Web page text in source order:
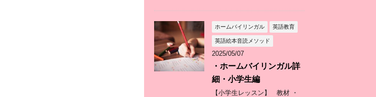
ホームバイリンガル 英語教育
英語絵本音読メソッド
2025/05/07
・ホームバイリンガル詳
細・小学生編
【小学生レッスン】 教材 ・